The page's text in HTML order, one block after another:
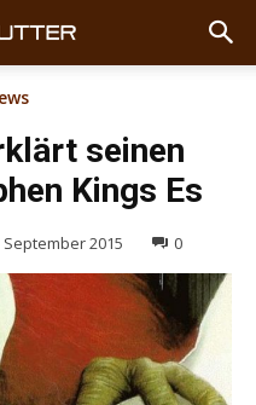
seinen
Kings Es
September 2015 0